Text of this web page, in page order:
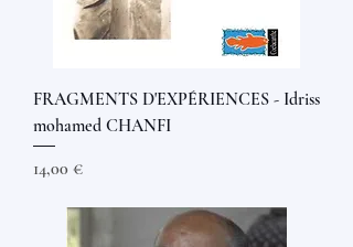
FRAGMENTS D'EXPÉRIENCES - Idriss
mohamed CHANFI
Prix
14,00 €